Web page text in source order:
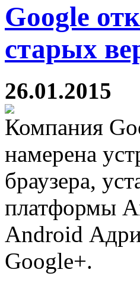
Google
старых
26.01.2015
Компания
намерена
браузера,
платформы
Android
Google+.